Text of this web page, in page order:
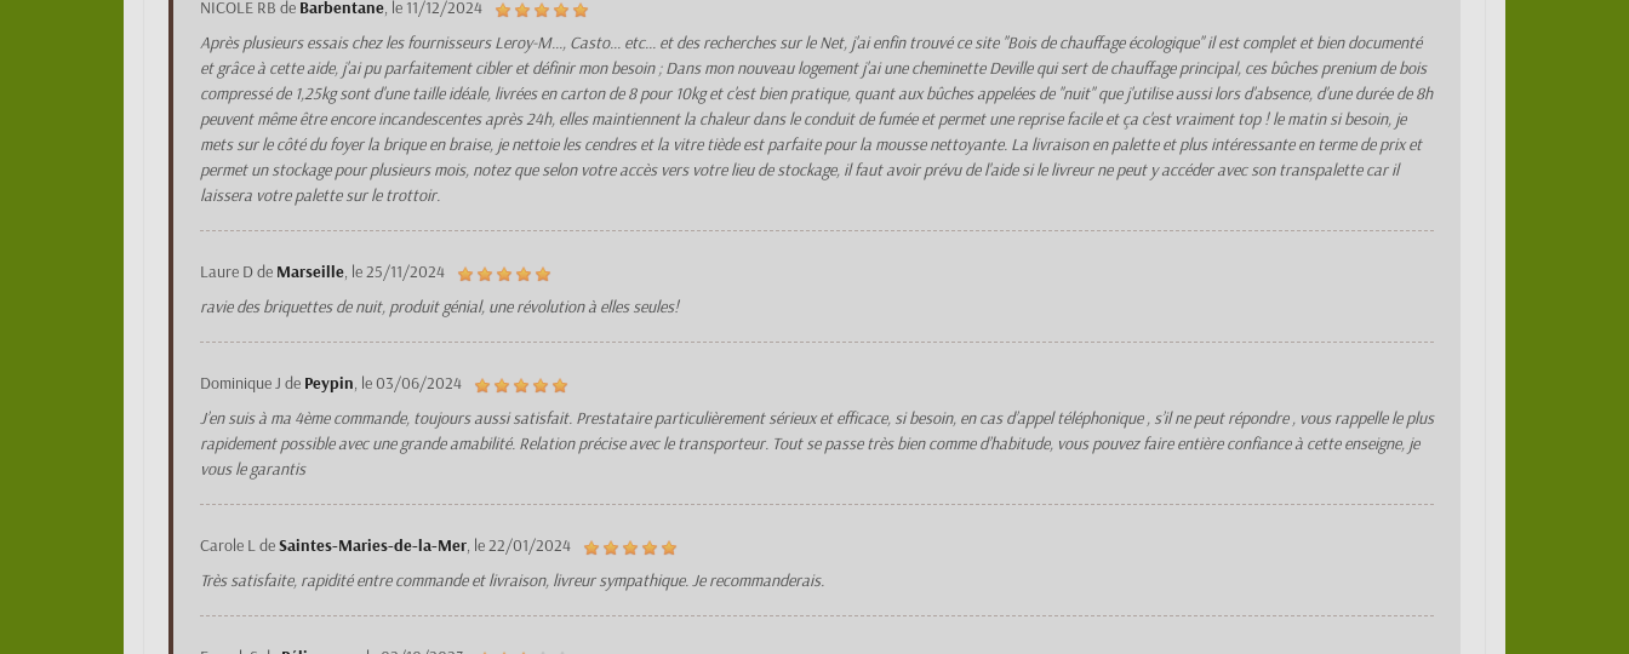
NICOLE RB de Barbentane , le 11/12/2024
Après plusieurs essais chez les fournisseurs Leroy-M..., Casto... etc... et des recherches sur le Net, j'ai enfin trouvé ce site "Bois de chauffage écologique" il est complet et bien documenté
et grâce à cette aide, j'ai pu parfaitement cibler et définir mon besoin ; Dans mon nouveau logement j'ai une cheminette Deville qui sert de chauffage principal, ces bûches prenium de bois
compressé de 1,25kg sont d'une taille idéale, livrées en carton de 8 pour 10kg et c'est bien pratique, quant aux bûches appelées de "nuit" que j'utilise aussi lors d'absence, d'une durée de 8h
peuvent même être encore incandescentes après 24h, elles maintiennent la chaleur dans le conduit de fumée et permet une reprise facile et ça c'est vraiment top ! le matin si besoin, je
mets sur le côté du foyer la brique en braise, je nettoie les cendres et la vitre tiède est parfaite pour la mousse nettoyante. La livraison en palette et plus intéressante en terme de prix et
permet un stockage pour plusieurs mois, notez que selon votre accès vers votre lieu de stockage, il faut avoir prévu de l'aide si le livreur ne peut y accéder avec son transpalette car il
laissera votre palette sur le trottoir.
Laure Dde Marseille , le 25/11/2024
ravie des briquettes de nuit, produit génial, une révolution à elles seules!
Dominique J de Peypin , le03/06/2024
J’en suis à ma 4ème commande, toujours aussi satisfait. Prestataire particulièrement sérieux et efficace, si besoin, en cas d’appel téléphonique , s’il ne peut répondre , vous rappelle le plus
rapidement possible avec une grande amabilité. Relation précise avec le transporteur. Tout se passe très bien comme d’habitude, vous pouvez faire entière confiance à cette enseigne, je
vous le garantis
Carole L deSaintes-Maries-de-la-Mer , le 22/01/2024
Très satisfaite, rapidité entre commande et livraison, livreur sympathique. Je recommanderais.